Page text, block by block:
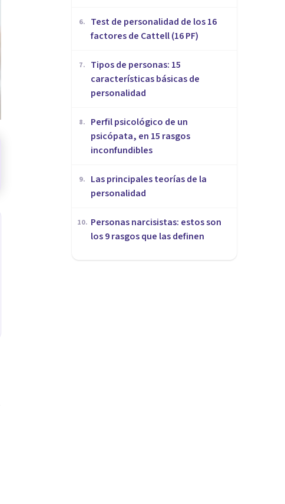
6.
Test de personalidad de los 16
factores de Cattell (16 PF)
7.
Tipos de personas: 15
características básicas de
personalidad
8.
Perfil psicológico de un
psicópata, en 15 rasgos
inconfundibles
9.
Las principales teorías de la
personalidad
10. Personas narcisistas: estos son
los 9 rasgos que las definen